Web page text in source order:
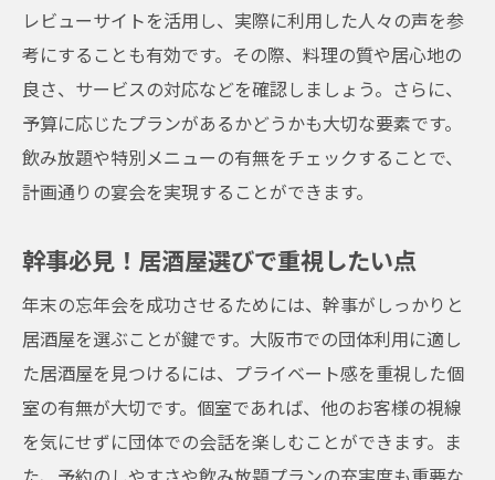
レビューサイトを活用し、実際に利用した人々の声を参
考にすることも有効です。その際、料理の質や居心地の
良さ、サービスの対応などを確認しましょう。さらに、
予算に応じたプランがあるかどうかも大切な要素です。
飲み放題や特別メニューの有無をチェックすることで、
計画通りの宴会を実現することができます。
幹事必見！居酒屋選びで重視したい点
年末の忘年会を成功させるためには、幹事がしっかりと
居酒屋を選ぶことが鍵です。大阪市での団体利用に適し
た居酒屋を見つけるには、プライベート感を重視した個
室の有無が大切です。個室であれば、他のお客様の視線
を気にせずに団体での会話を楽しむことができます。ま